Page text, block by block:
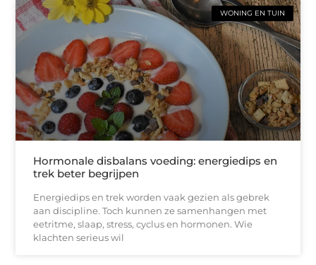
WONING EN TUIN
Hormonale disbalans voeding: energiedips en
trek beter begrijpen
Energiedips en trek worden vaak gezien als gebrek
aan discipline. Toch kunnen ze samenhangen met
eetritme, slaap, stress, cyclus en hormonen. Wie
klachten serieus wil